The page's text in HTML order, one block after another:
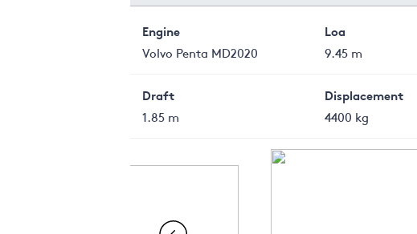
Engine
Volvo Penta MD2020
Loa
9.45 m
Draft
1.85 m
Displacement
4400 kg